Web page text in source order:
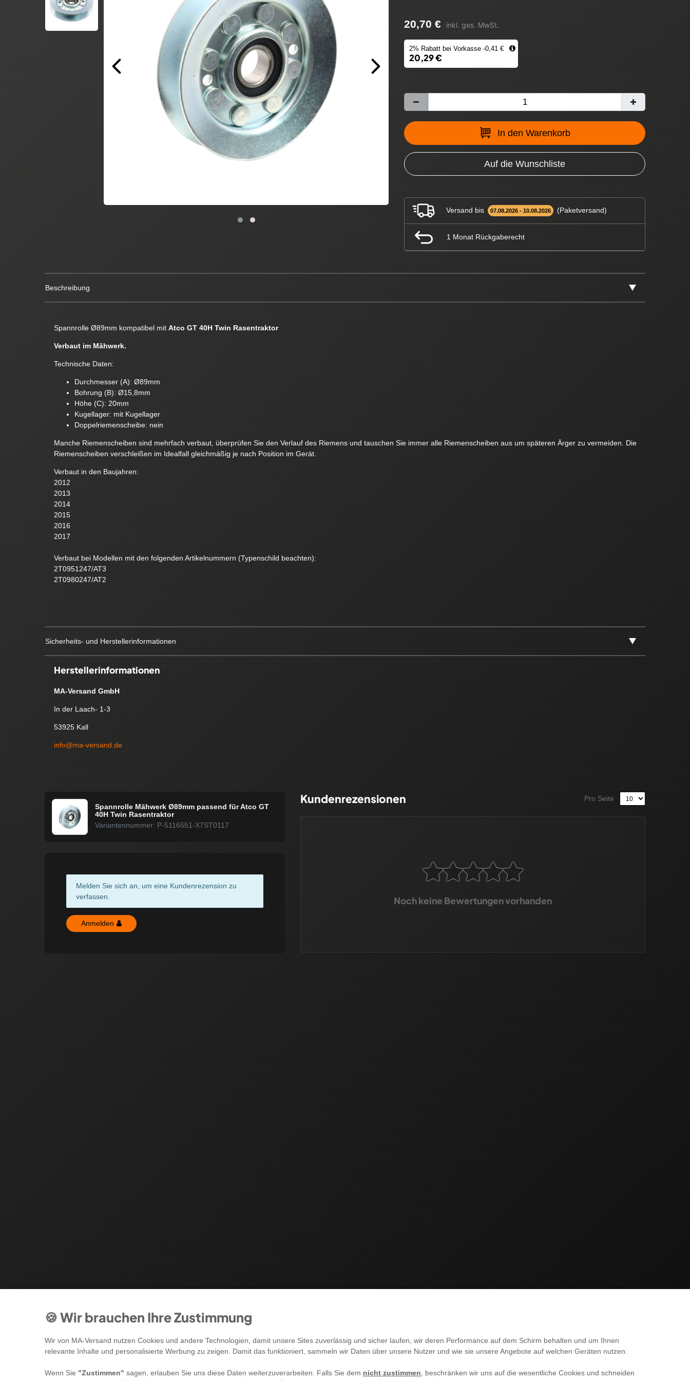
20,70 € inkl. ges. MwSt.
2% Rabatt bei Vorkasse -0,41 €
20,29 €
In den Warenkorb
Auf die Wunschliste
Versand bis 07.08.2026 - 10.08.2026 (Paketversand)
1 Monat Rückgaberecht
Beschreibung
Spannrolle Ø89mm kompatibel mit Atco GT 40H Twin Rasentraktor
Verbaut im Mähwerk.
Technische Daten:
Durchmesser (A): Ø89mm
Bohrung (B): Ø15,8mm
Höhe (C): 20mm
Kugellager: mit Kugellager
Doppelriemenscheibe: nein
Manche Riemenscheiben sind mehrfach verbaut, überprüfen Sie den Verlauf des Riemens und tauschen Sie immer alle Riemenscheiben aus um späteren Ärger zu vermeiden. Die
Riemenscheiben verschleißen im Idealfall gleichmäßig je nach Position im Gerät.
Verbaut in den Baujahren:
2012
2013
2014
2015
2016
2017
Verbaut bei Modellen mit den folgenden Artikelnummern (Typenschild beachten):
2T0951247/AT3
2T0980247/AT2
Sicherheits- und Herstellerinformationen
Herstellerinformationen
MA-Versand GmbH
In der Laach- 1-3
53925 Kall
info@ma-versand.de
Spannrolle Mähwerk Ø89mm passend für Atco GT
40H Twin Rasentraktor
Variantennummer: P-5116551-X7ST0117
Melden Sie sich an, um eine Kundenrezension zu
verfassen.
Anmelden
Kundenrezensionen Pro Seite
Noch keine Bewertungen vorhanden
🍪 Wir brauchen Ihre Zustimmung
Wir von MA-Versand nutzen Cookies und andere Technologien, damit unsere Sites zuverlässig und sicher laufen, wir deren Performance auf dem Schirm behalten und um Ihnen
relevante Inhalte und personalisierte Werbung zu zeigen. Damit das funktioniert, sammeln wir Daten über unsere Nutzer und wie sie unsere Angebote auf welchen Geräten nutzen.
Wenn Sie "Zustimmen" sagen, erlauben Sie uns diese Daten weiterzuverarbeiten. Falls Sie dem nicht zustimmen , beschränken wir uns auf die wesentliche Cookies und schneiden
RECHTLICHES SERVICE